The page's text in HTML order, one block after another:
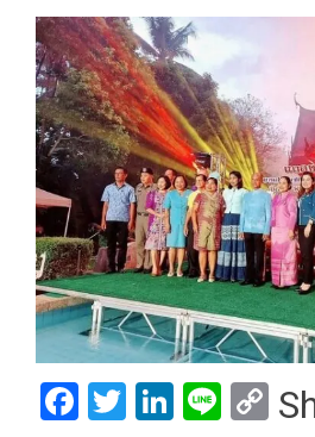
Facebook
Twitter
LinkedIn
Line